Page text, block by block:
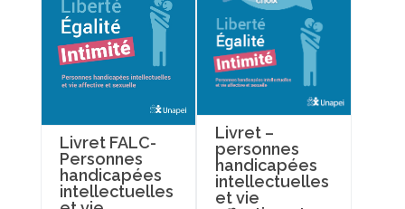
Livret FALC-
Personnes
handicapées
intellectuelles
Livret –
personnes
handicapées
intellectuelles
et vie